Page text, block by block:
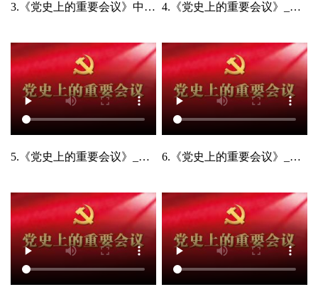
3.《党史上的重要会议》中国共产党第三次全国代表大会 4.《党史上的重要会议》_中国共产党第四次全国代表大会
5.《党史上的重要会议》_中国共产党第五次全国代表大会 6.《党史上的重要会议》_八七会议